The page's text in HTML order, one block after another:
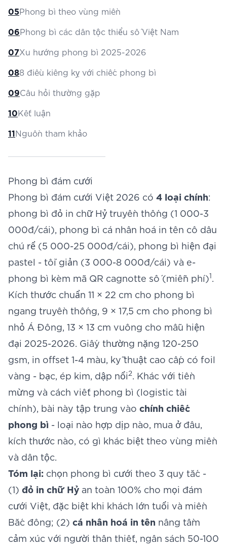
05Phong bì theo vùng miền
06Phong bì các dân tộc thiểu số Việt Nam
07Xu hướng phong bì 2025-2026
088 điều kiêng kỵ với chiếc phong bì
09Câu hỏi thường gặp
10Kết luận
11Nguồn tham khảo
Phong bì đám cưới
Phong bì đám cưới Việt 2026 có 4 loại chính:
phong bì đỏ in chữ Hỷ truyền thống (1 000-3
000đ/cái), phong bì cá nhân hoá in tên cô dâu
chú rể (5 000-25 000đ/cái), phong bì hiện đại
pastel - tối giản (3 000-8 000đ/cái) và e-
phong bì kèm mã QR cagnotte số (miễn phí)1.
Kích thước chuẩn 11 × 22 cm cho phong bì
ngang truyền thống, 9 × 17,5 cm cho phong bì
nhỏ Á Đông, 13 × 13 cm vuông cho mẫu hiện
đại 2025-2026. Giấy thường nặng 120-250
gsm, in offset 1-4 màu, kỹ thuật cao cấp có foil
vàng - bạc, ép kim, dập nổi2. Khác với tiền
mừng và cách viết phong bì (logistic tài
chính), bài này tập trung vào chính chiếc
phong bì - loại nào hợp dịp nào, mua ở đâu,
kích thước nào, có gì khác biệt theo vùng miền
và dân tộc.
Tóm lại: chọn phong bì cưới theo 3 quy tắc -
(1) đỏ in chữ Hỷ an toàn 100% cho mọi đám
cưới Việt, đặc biệt khi khách lớn tuổi và miền
Bắc đông; (2) cá nhân hoá in tên nâng tầm
cảm xúc với người thân thiết, ngân sách 50-100